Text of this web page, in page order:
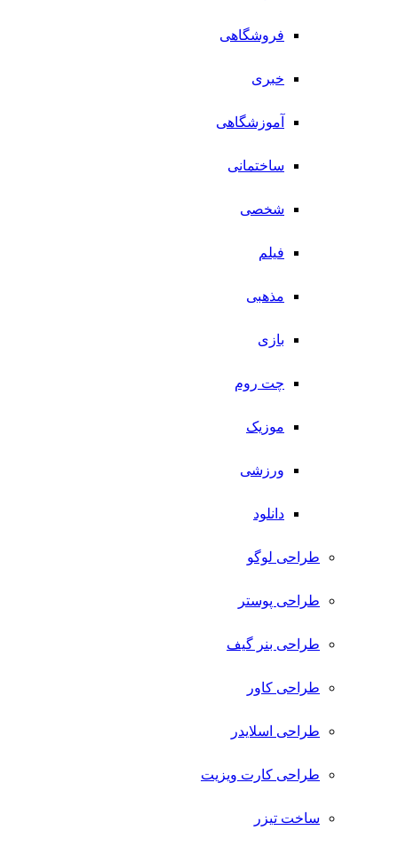
فروشگاهی
خبری
آموزشگاهی
ساختمانی
شخصی
فیلم
مذهبی
بازی
چت روم
موزیک
ورزشی
دانلود
طراحی لوگو
طراحی پوستر
طراحی بنر گیف
طراحی کاور
طراحی اسلایدر
طراحی کارت ویزیت
ساخت تیزر